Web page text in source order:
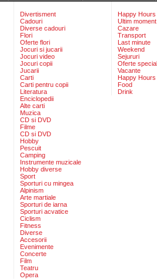
Divertisment
Cadouri
Diverse cadouri
Flori
Oferte flori
Jocuri si jucarii
Jocuri video
Jocuri copii
Jucarii
Carti
Carti pentru copii
Literatura
Enciclopedii
Alte carti
Muzica
CD si DVD
Filme
CD si DVD
Hobby
Pescuit
Camping
Instrumente muzicale
Hobby diverse
Sport
Sporturi cu mingea
Alpinism
Arte martiale
Sporturi de iarna
Sporturi acvatice
Ciclism
Fitness
Diverse
Accesorii
Evenimente
Concerte
Film
Teatru
Opera
Happy
Ultim moment
Cazare
Transport
Last minute
Weekend
Sejururi
Oferte
Vacante
Happy Hours
Food
Drink